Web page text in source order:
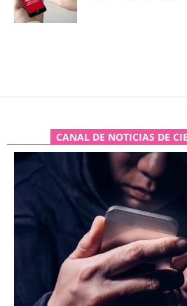
CANAL DE NOTICIAS DE